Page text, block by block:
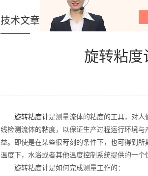
技术文章
旋转粘度
旋转粘度计是测量流体的粘度的工具，对
线检测流体的粘度，以保证生产过程运行环境
益。即使是在某些很苛刻的条件下，也可得到
温度下，水浴或者其他温度控制系统提供的一个
旋转粘度计是如何完成测量工作的：